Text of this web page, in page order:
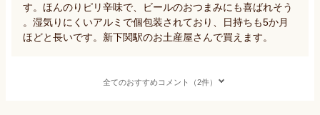
す。ほんのりピリ辛味で、ビールのおつまみにも喜ばれそう
。湿気りにくいアルミで個包装されており、日持ちも5か月
ほどと長いです。新下関駅のお土産屋さんで買えます。
全てのおすすめコメント（2件）